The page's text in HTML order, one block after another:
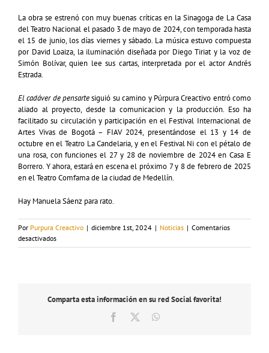
La obra se estrenó con muy buenas críticas en la Sinagoga de La Casa
del Teatro Nacional el pasado 3 de mayo de 2024, con temporada hasta
el 15 de junio, los días viernes y sábado. La música estuvo compuesta
por David Loaiza, la iluminación diseñada por Diego Tiriat y la voz de
Simón Bolívar, quien lee sus cartas, interpretada por el actor Andrés
Estrada.
El cadáver de pensartesiguió su camino y Púrpura Creactivo entró como
aliado al proyecto, desde la comunicacion y la producción. Eso ha
facilitado su circulación y participación en el Festival Internacional de
Artes Vivas de Bogotá – FIAV 2024, presentándose el 13 y 14 de
octubre en el Teatro La Candelaria, y en el Festival Ni con el pétalo de
una rosa, con funciones el 27 y 28 de noviembre de 2024 en Casa E
Borrero. Y ahora, estará en escena el próximo 7 y 8 de febrero de 2025
en el Teatro Comfama de la ciudad de Medellín.
Hay Manuela Sáenz para rato.
Por Purpura Creactivo | diciembre 1st, 2024 | Noticias | Comentarios
desactivadosen
Manuela
Comparta esta información en su red Social favorita!
Facebook